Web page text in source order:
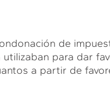
de
para dar
a partir de